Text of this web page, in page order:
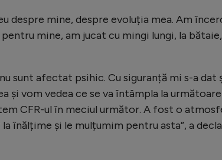
despre mine, despre evoluția mea. Am
mine, am jucat cu mingi lungi, la
sunt afectat psihic. Cu siguranță mi s-a dat
și vom vedea ce se va întâmpla la
CFR-ul în meciul următor. A fost o
înălțime și le mulțumim pentru asta”, a